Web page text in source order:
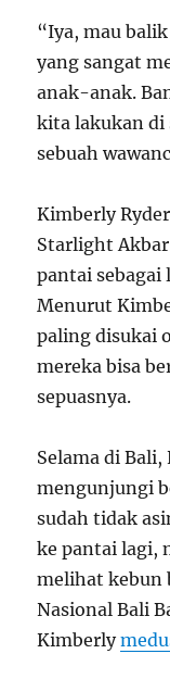
“Iya, mau
yang sangat
anak-anak.
kita lakukan di
sebuah
Kimberly
Starlight
pantai
Menurut
paling disukai
mereka bisa
sepuasnya.
Selama di
mengunjungi
sudah tidak
ke pantai lagi,
melihat kebun
Nasional Bali
Kimberly